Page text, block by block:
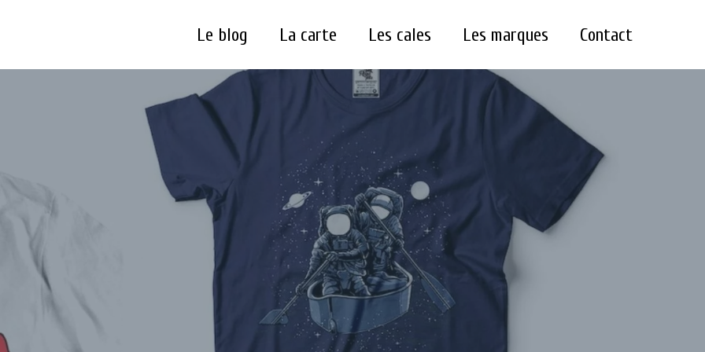
Le blog La carte Les cales Les marques Contact